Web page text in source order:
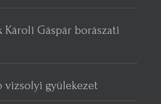
Károli Gáspár borászati
vizsolyi gyülekezet